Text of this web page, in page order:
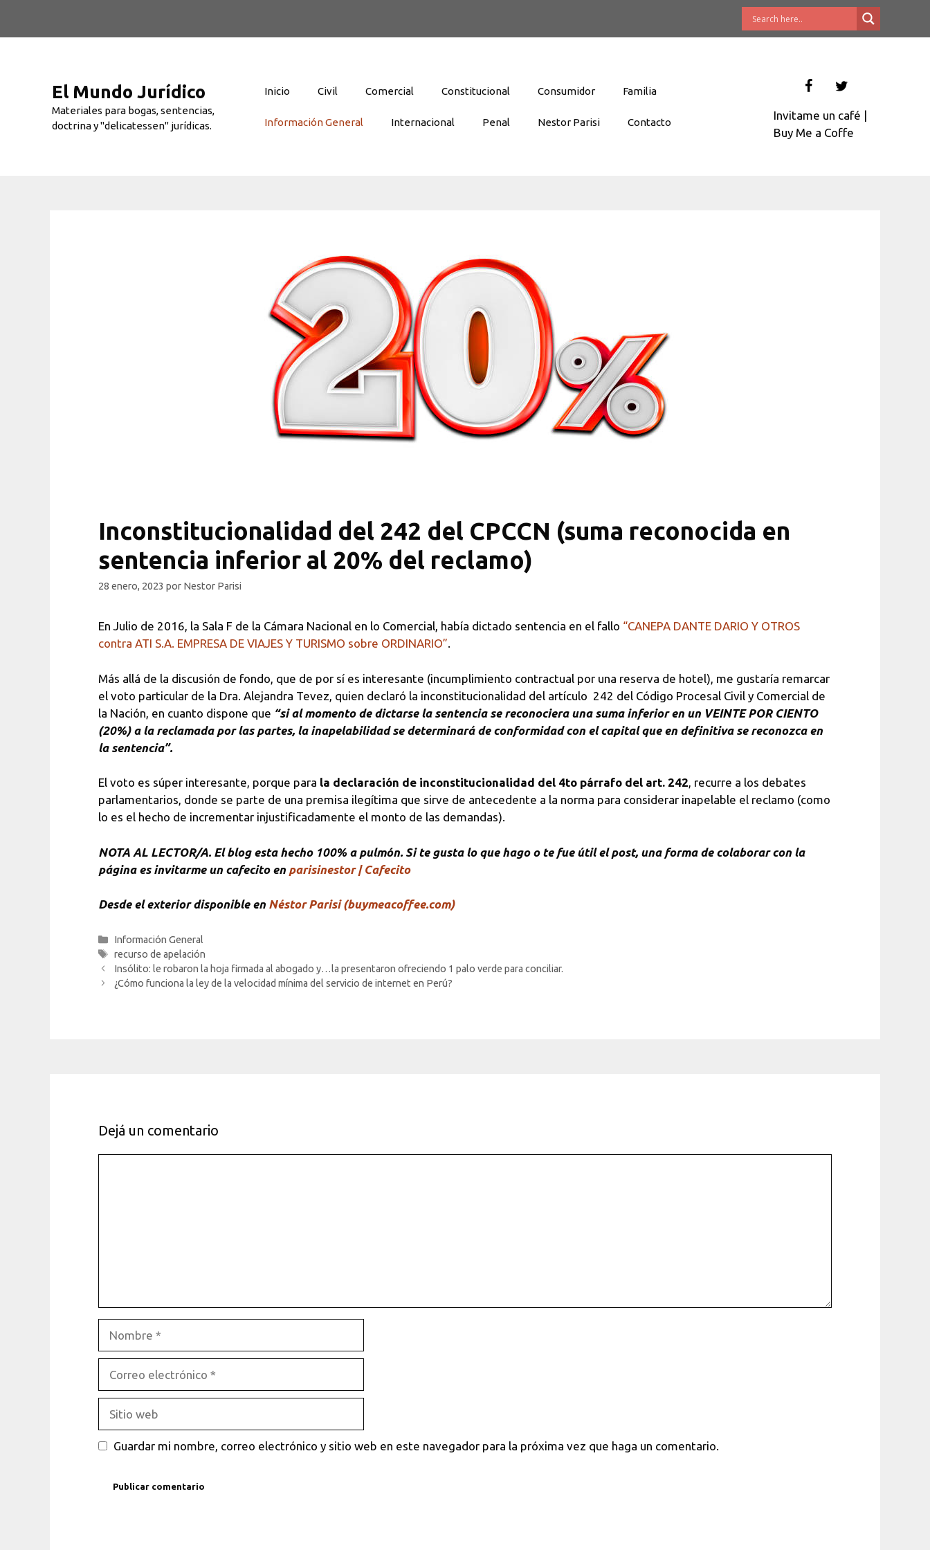
El Mundo Jurídico
Materiales para bogas, sentencias,
doctrina y "delicatessen" jurídicas.
Inicio Civil Comercial Constitucional Consumidor Familia
Información General Internacional Penal Nestor Parisi Contacto
Invitame un café |
Buy Me a Coffe
Inconstitucionalidad del 242 del CPCCN (suma reconocida en
sentencia inferior al 20% del reclamo)
28 enero, 2023 por Nestor Parisi
En Julio de 2016, la Sala F de la Cámara Nacional en lo Comercial, había dictado sentencia en el fallo “CANEPA DANTE DARIO Y OTROS
contra ATI S.A. EMPRESA DE VIAJES Y TURISMO sobre ORDINARIO”.
Más allá de la discusión de fondo, que de por sí es interesante (incumplimiento contractual por una reserva de hotel), me gustaría remarcar
el voto particular de la Dra. Alejandra Tevez, quien declaró la inconstitucionalidad del artículo 242 del Código Procesal Civil y Comercial de
la Nación, en cuanto dispone que “si al momento de dictarse la sentencia se reconociera una suma inferior en un VEINTE POR CIENTO
(20%) a la reclamada por las partes, la inapelabilidad se determinará de conformidad con el capital que en definitiva se reconozca en
la sentencia”.
El voto es súper interesante, porque para la declaración de inconstitucionalidad del 4to párrafo del art. 242, recurre a los debates
parlamentarios, donde se parte de una premisa ilegítima que sirve de antecedente a la norma para considerar inapelable el reclamo (como
lo es el hecho de incrementar injustificadamente el monto de las demandas).
NOTA AL LECTOR/A. El blog esta hecho 100% a pulmón. Si te gusta lo que hago o te fue útil el post, una forma de colaborar con la
página es invitarme un cafecito en parisinestor | Cafecito
Desde el exterior disponible en Néstor Parisi (buymeacoffee.com)
Categorías
Información General
Etiquetas
recurso de apelación
Insólito: le robaron la hoja firmada al abogado y…la presentaron ofreciendo 1 palo verde para conciliar.
¿Cómo funciona la ley de la velocidad mínima del servicio de internet en Perú?
Dejá un comentario
electrónico
web
Guardar mi nombre, correo electrónico y sitio web en este navegador para la próxima vez que haga un comentario.